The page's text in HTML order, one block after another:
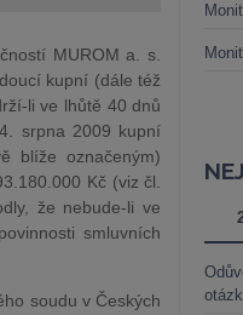
MUROM a. s.
kupní (dále též
li ve lhůtě 40 dnů
srpna 2009 kupní
blíže označeným)
Kč (viz čl.
že nebude-li ve
smluvních
soudu v Českých